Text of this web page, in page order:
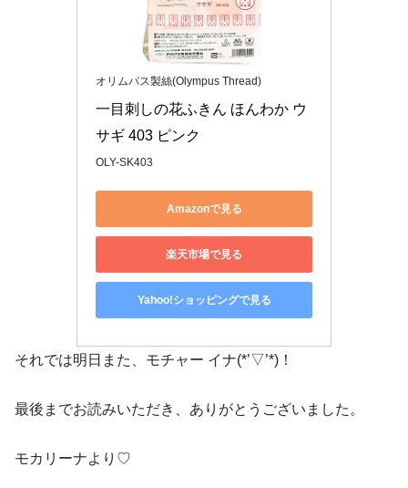
オリムパス製絲(Olympus Thread)
一目刺しの花ふきん ほんわか ウ
サギ 403 ピンク
OLY-SK403
Amazonで見る
楽天市場で見る
Yahoo!ショッピングで見る
それでは明日また、モチャー イナ(*’▽’*)！
最後までお読みいただき、ありがとうございました。
モカリーナより♡